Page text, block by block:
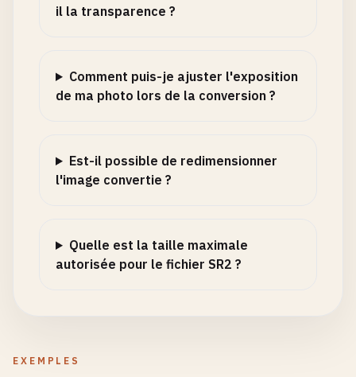
il la transparence ?
Comment puis-je ajuster l'exposition
de ma photo lors de la conversion ?
Est-il possible de redimensionner
l'image convertie ?
Quelle est la taille maximale
autorisée pour le fichier SR2 ?
EXEMPLES